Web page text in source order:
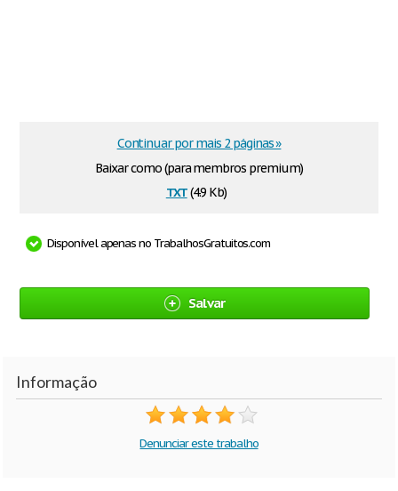
Baixar como (para membros premium)
txt(4.9 Kb)
Continuar por mais 2 páginas »
Disponível apenas no TrabalhosGratuitos.com
Salvar
Informação
Denunciar este trabalho